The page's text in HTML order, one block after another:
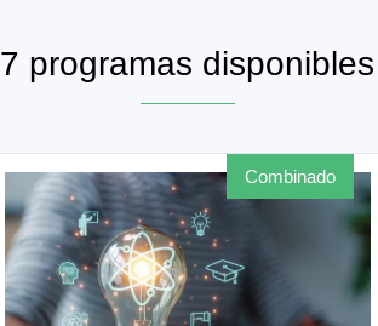
7 programas disponibles
combinado